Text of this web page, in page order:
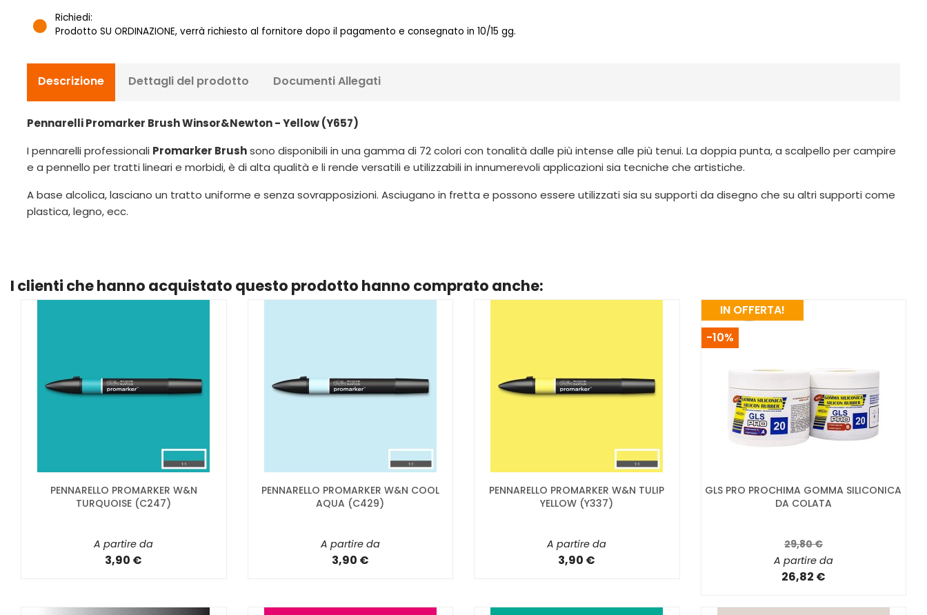
Richiedi:
Prodotto SU ORDINAZIONE, verrà richiesto al fornitore dopo il pagamento e consegnato in 10/15 gg.
Descrizione Dettagli del prodotto Documenti Allegati
Pennarelli Promarker Brush Winsor&Newton - Yellow (Y657)
I pennarelli professionali Promarker Brushsono disponibili in una gamma di 72 colori con tonalità dalle più intense alle più tenui. La doppia punta, a scalpello per campire
e a pennello per tratti lineari e morbidi, è di alta qualità e li rende versatili e utilizzabili in innumerevoli applicazioni sia tecniche che artistiche.
A base alcolica, lasciano un tratto uniforme e senza sovrapposizioni. Asciugano in fretta e possono essere utilizzati sia su supporti da disegno che su altri supporti come
plastica, legno, ecc.
I clienti che hanno acquistato questo prodotto hanno comprato anche:
PENNARELLO PROMARKER W&N
TURQUOISE (C247)
A partire da
3,90 €
PENNARELLO PROMARKER W&N COOL
AQUA (C429)
A partire da
3,90 €
PENNARELLO PROMARKER W&N TULIP
YELLOW (Y337)
A partire da
3,90 €
GLS PRO PROCHIMA GOMMA SILICONICA
DA COLATA
29,80 €
A partire da
26,82 €
IN OFFERTA!
-10%